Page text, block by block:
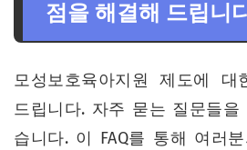
점을 해결해 드립니
모성보호육아지원 제도에 대
드립니다. 자주 묻는 질문들
습니다. 이 FAQ를 통해 여러